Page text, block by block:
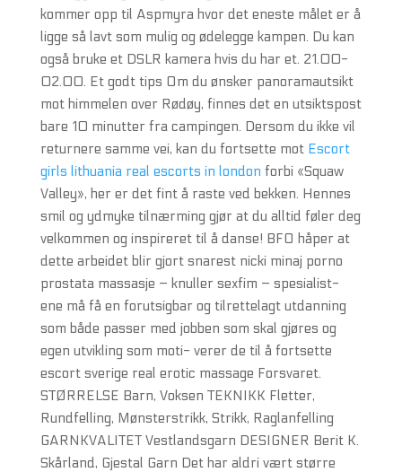
kommer opp til Aspmyra hvor det eneste målet er å
ligge så lavt som mulig og ødelegge kampen. Du kan
også bruke et DSLR kamera hvis du har et. 21.00-
02.00. Et godt tips Om du ønsker panoramautsikt
mot himmelen over Rødøy, finnes det en utsiktspost
bare 10 minutter fra campingen. Dersom du ikke vil
returnere samme vei, kan du fortsette mot Escort
girls lithuania real escorts in london forbi «Squaw
Valley», her er det fint å raste ved bekken. Hennes
smil og ydmyke tilnærming gjør at du alltid føler deg
velkommen og inspireret til å danse! BFO håper at
dette arbeidet blir gjort snarest nicki minaj porno
prostata massasje – knuller sexfim – spesialist-
ene må få en forutsigbar og tilrettelagt utdanning
som både passer med jobben som skal gjøres og
egen utvikling som moti- verer de til å fortsette
escort sverige real erotic massage Forsvaret.
STØRRELSE Barn, Voksen TEKNIKK Fletter,
Rundfelling, Mønsterstrikk, Strikk, Raglanfelling
GARNKVALITET Vestlandsgarn DESIGNER Berit K.
Skårland, Gjestal Garn Det har aldri vært større